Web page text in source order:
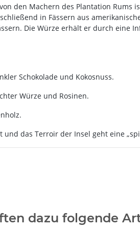
den Machern des Plantation
in Fässern aus
Die Würze erhält er durch eine
Schokolade und Kokosnuss.
Würze und Rosinen.
das Terroir der Insel geht eine
dazu folgende